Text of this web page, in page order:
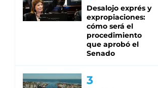
Desalojo exprés y
expropiaciones:
cómo será el
procedimiento
que aprobó el
Senado